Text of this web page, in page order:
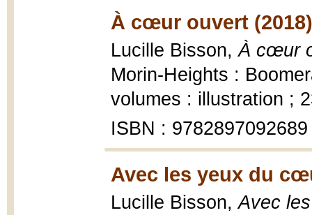
À cœur ouvert (2018)
Lucille Bisson,À cœur
Morin-Heights :
volumes : illustration ;
ISBN : 9782897092689
Avec les yeux du
Lucille Bisson,Avec